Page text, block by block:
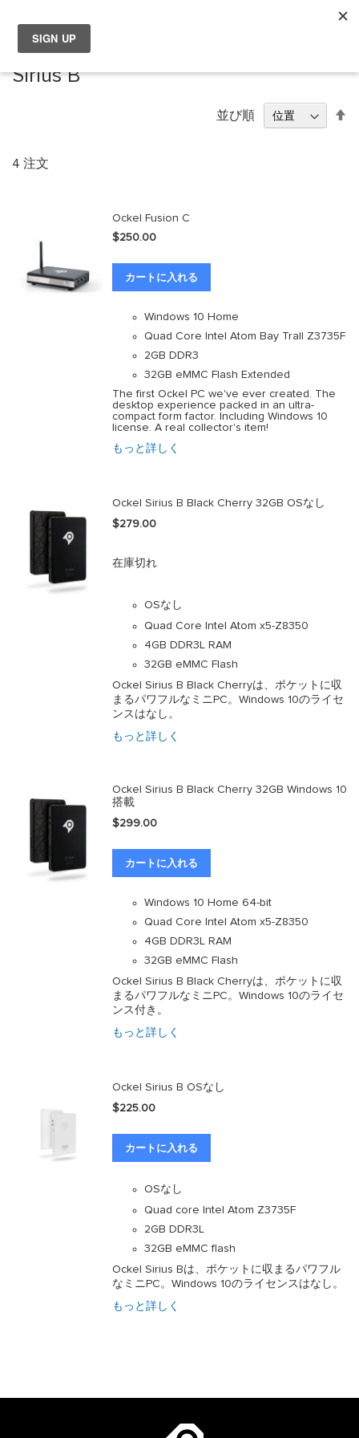
Sirius B
4 注文
並び順
Ockel Fusion C
$250.00
カートに入れる
Windows 10 Home
Quad Core Intel Atom Bay Trall Z3735F
2GB DDR3
32GB eMMC Flash Extended
The first Ockel PC we've ever created. The
desktop experience packed in an ultra-
compact form factor. Including Windows 10
license. A real collector's item!
もっと詳しく
Ockel Sirius B Black Cherry 32GB OSなし
$279.00
在庫切れ
OSなし
Quad Core Intel Atom x5-Z8350
4GB DDR3L RAM
32GB eMMC Flash
Ockel Sirius B Black Cherryは、ポケットに収
まるパワフルなミニPC。 Windows 10のライセ
ンスはなし。
もっと詳しく
Ockel Sirius B Black Cherry 32GB Windows 10
搭載
$299.00
カートに入れる
Windows 10 Home 64-bit
Quad Core Intel Atom x5-Z8350
4GB DDR3L RAM
32GB eMMC Flash
Ockel Sirius B Black Cherryは、ポケットに収
まるパワフルなミニPC。Windows 10のライセ
ンス付き。
もっと詳しく
Ockel Sirius B OSなし
$225.00
カートに入れる
OSなし
Quad core Intel Atom Z3735F
2GB DDR3L
32GB eMMC flash
Ockel Sirius Bは、ポケットに収まるパワフル
なミニPC。Windows 10のライセンスはなし。
もっと詳しく
Choose your location
Choose a different country or region if you want to see the
content for your location and shop online.
You can change country or region at any time in the footer of this